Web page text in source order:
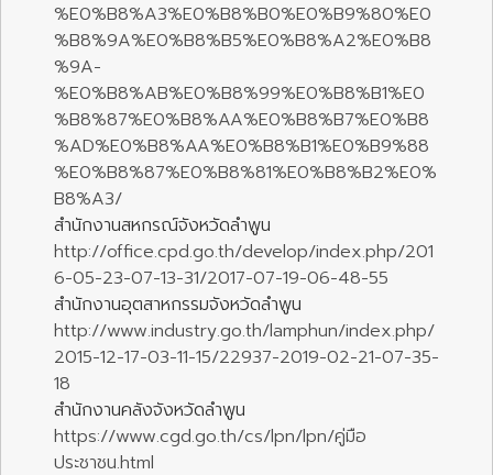
%E0%B8%A3%E0%B8%B0%E0%B9%80%E0
%B8%9A%E0%B8%B5%E0%B8%A2%E0%B8
%9A-
%E0%B8%AB%E0%B8%99%E0%B8%B1%E0
%B8%87%E0%B8%AA%E0%B8%B7%E0%B8
%AD%E0%B8%AA%E0%B8%B1%E0%B9%88
%E0%B8%87%E0%B8%81%E0%B8%B2%E0%
B8%A3/
สำนักงานสหกรณ์จังหวัดลำพูน
http://office.cpd.go.th/develop/index.php/201
6-05-23-07-13-31/2017-07-19-06-48-55
สำนักงานอุตสาหกรรมจังหวัดลำพูน
http://www.industry.go.th/lamphun/index.php/
2015-12-17-03-11-15/22937-2019-02-21-07-35-
18
สำนักงานคลังจังหวัดลำพูน
https://www.cgd.go.th/cs/lpn/lpn/คู่มือ
ประชาชน.html